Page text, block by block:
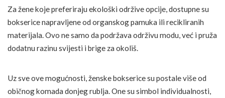
Za žene koje preferiraju ekološki održive opcije, dostupne su
bokserice napravljene od organskog pamuka ili recikliranih
materijala. Ovo ne samo da podržava održivu modu, već i pruža
dodatnu razinu svijesti i brige za okoliš.
Uz sve ove mogućnosti, ženske bokserice su postale više od
običnog komada donjeg rublja. One su simbol individualnosti,